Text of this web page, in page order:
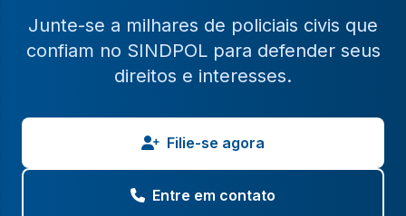
Junte-se a milhares de policiais civis que
confiam no SINDPOL para defender seus
direitos e interesses.
Filie-se agora
Entre em contato